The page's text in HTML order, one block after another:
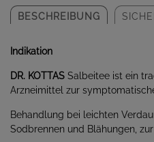
BESCHREIBUNG
Indikation
DR. KOTTAS Salbeitee ist ein
Arzneimittel zur
Behandlung bei leichten
Sodbrennen und Blähungen,